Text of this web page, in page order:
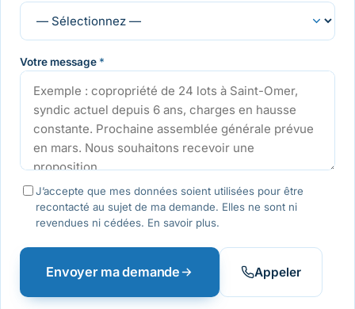
Votre message *
J’accepte que mes données soient utilisées pour être
recontacté au sujet de ma demande. Elles ne sont ni
revendues ni cédées. En savoir plus.
Envoyer ma demande Appeler